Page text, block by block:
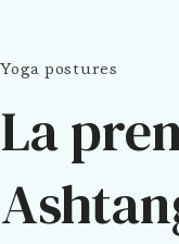
Yoga postures
La